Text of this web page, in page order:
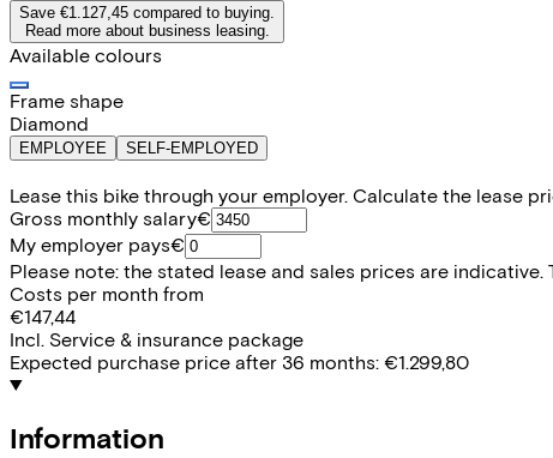
Save €1.127,45 compared to buying.
Read more about business leasing.
Available colours
Frame shape
Diamond
EMPLOYEE SELF-EMPLOYED
Lease this bike through your employer. Calculate the lease
Gross monthly salary€
My employer pays€
Please note: the stated lease and sales prices are
Costs per month from
€147,44
Incl. Service & insurance package
Expected purchase price after 36 months: €1.299,80
Information